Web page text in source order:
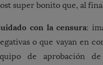
super bonito que, al
con la censura:
o que vayan en
de aprobación